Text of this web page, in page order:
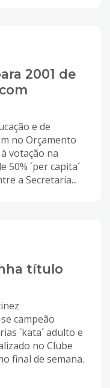
2001 de
e de
no Orçamento
votação na
50% ´per capita´
a Secretaria...
título
campeão
´kata´ adulto e
no Clube
final de semana.